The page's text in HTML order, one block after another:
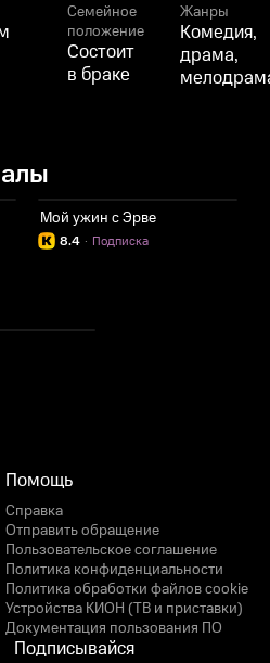
Семейное
положение
Состоит
в браке
Жанры
Комедия,
драма,
Мой ужин с Эрве
8.4 Подписка
·
Помощь
Справка
Отправить обращение
Пользовательское соглашение
Политика конфиденциальности
Политика обработки файлов cookie
Устройства КИОН (ТВ и приставки)
Документация пользования ПО
Подписывайся